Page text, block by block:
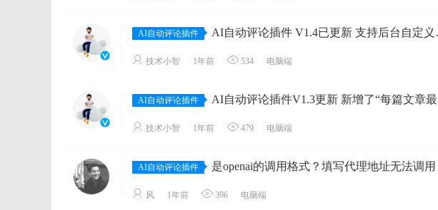
AI自动评论插件 AI自动评论插件 V1.4已更新 支持后台自定义调教文案
技术小智 1年前 534 电脑端
AI自动评论插件 AI自动评论插件V1.3更新 新增了“每篇文章最多AI评论数”等个性化设置 WordPress插件
技术小智 1年前 479 电脑端
AI自动评论插件 是openai的调用格式？填写代理地址无法调用
风 1年前 396 电脑端